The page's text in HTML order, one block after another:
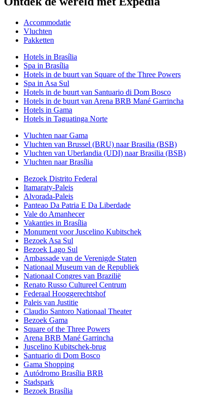
Accommodatie
Vluchten
Pakketten
Hotels in Brasília
Spa in Brasília
Hotels in de buurt van Square of the Three Powers
Spa in Asa Sul
Hotels in de buurt van Santuario di Dom Bosco
Hotels in de buurt van Arena BRB Mané Garrincha
Hotels in Gama
Hotels in Taguatinga Norte
Vluchten naar Gama
Vluchten van Brussel (BRU) naar Brasilia (BSB)
Vluchten van Uberlandia (UDI) naar Brasilia (BSB)
Vluchten naar Brasília
Bezoek Distrito Federal
Itamaraty-Paleis
Alvorada-Paleis
Panteao Da Patria E Da Liberdade
Vale do Amanhecer
Vakanties in Brasília
Monument voor Juscelino Kubitschek
Bezoek Asa Sul
Bezoek Lago Sul
Ambassade van de Verenigde Staten
Nationaal Museum van de Republiek
Nationaal Congres van Brazilië
Renato Russo Cultureel Centrum
Federaal Hooggerechtshof
Paleis van Justitie
Claudio Santoro Nationaal Theater
Bezoek Gama
Square of the Three Powers
Arena BRB Mané Garrincha
Juscelino Kubitschek-brug
Santuario di Dom Bosco
Gama Shopping
Autódromo Brasília BRB
Stadspark
Bezoek Brasília